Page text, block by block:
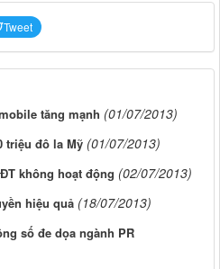
Tweet
tăng mạnh (01/07/2013)
triệu đô la Mỹ (01/07/2013)
không hoạt động (02/07/2013)
hiệu quả (18/07/2013)
số đe dọa ngành PR